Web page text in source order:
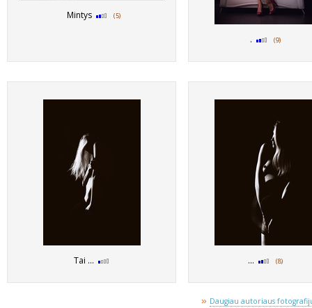
Mintys (5)
. (9)
Tai ... ... (8)
» Daugiau autoriaus